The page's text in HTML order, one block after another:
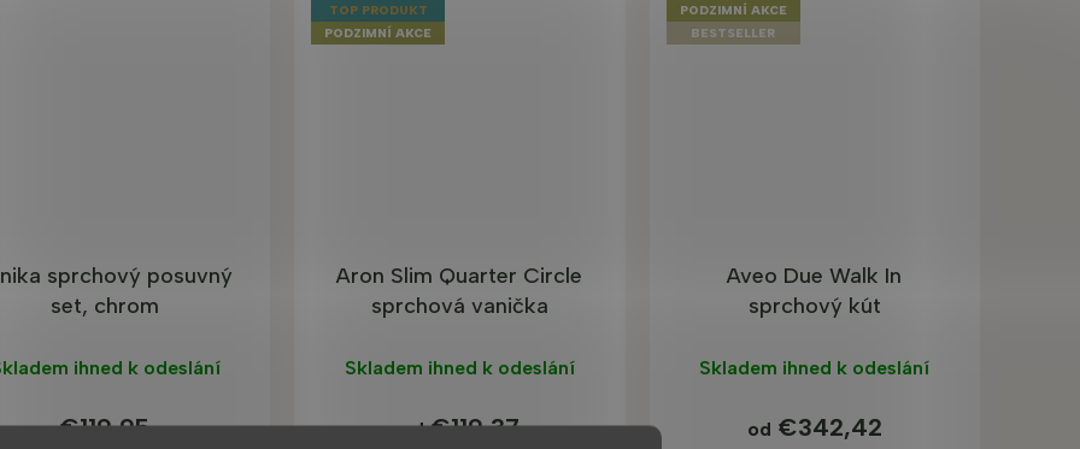
sprchový posuvný
set, chrom
ihned k odeslání
€119,95
TOP PRODUKT
PODZIMNÍ AKCE
Aron Slim Quarter Circle
sprchová vanička
Skladem ihned k odeslání
od€119,37
PODZIMNÍ AKCE
BESTSELLER
Aveo Due Walk In
sprchový kút
Skladem ihned k odeslání
od €342,42